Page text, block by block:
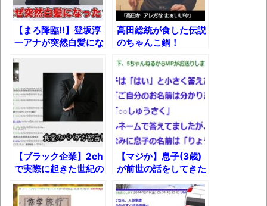
果速報（仮）
体験談：仕事で同じビルの中に入っている
グループ会社の嫁子 [ほのぼの]
葉月つばさちゃん、昔から見てるんだけど
かなりお姉さんになったね
壊れたエアコンと歌えないボク
バージョンアップ情報更新 AOMEI
Backupper Standard 8.3.0 などバージョンア
ップ
件の一部始終と衝撃の結末
【まろ降臨!!】登坂淳
一アナが突然白髪にな
高田総統が食した伝説
のちゃんこ鍋！
【ブラック企業】2ch
で実際に起きた世紀の
大脱走事件「ワイ将社
畜、1ヶ月練りに練っ
【マジか】息子(3歳)
が前世の話をしてきた
んだがｗｗｗ